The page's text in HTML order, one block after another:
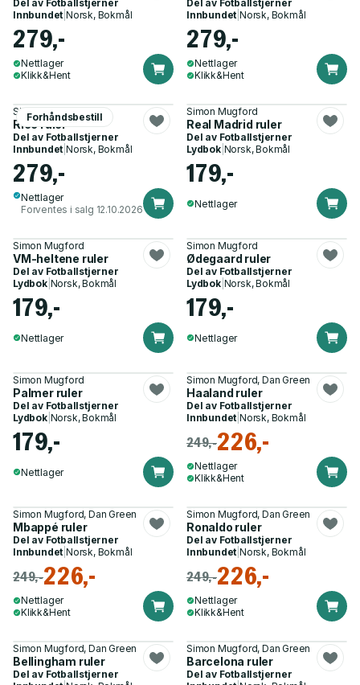
Del av Fotballstjerner
Innbundet |Norsk, Bokmål
279,-
Nettlager
Klikk&Hent
Del av Fotballstjerner
Innbundet |Norsk, Bokmål
279,-
Nettlager
Klikk&Hent
Forhåndsbestill
Simon Mugford
Rice ruler
Del av Fotballstjerner
Innbundet |Norsk, Bokmål
279,-
Nettlager
Forventes i salg 12.10.2026
Simon Mugford
Real Madrid ruler
Del av Fotballstjerner
Lydbok| Norsk, Bokmål
179,-
Nettlager
Simon Mugford
VM-heltene ruler
Del av Fotballstjerner
Lydbok| Norsk, Bokmål
179,-
Nettlager
Simon Mugford
Ødegaard ruler
Del av Fotballstjerner
Lydbok| Norsk, Bokmål
179,-
Nettlager
Simon Mugford
Palmer ruler
Del av Fotballstjerner
Lydbok| Norsk, Bokmål
179,-
Nettlager
Simon Mugford, Dan Green
Haaland ruler
Del av Fotballstjerner
Innbundet |Norsk, Bokmål
249,-226,-
Nettlager
Klikk&Hent
Simon Mugford, Dan Green
Mbappé ruler
Del av Fotballstjerner
Innbundet |Norsk, Bokmål
249,-226,-
Nettlager
Klikk&Hent
Simon Mugford, Dan Green
Ronaldo ruler
Del av Fotballstjerner
Innbundet |Norsk, Bokmål
249,-226,-
Nettlager
Klikk&Hent
Simon Mugford, Dan Green
Bellingham ruler
Del av Fotballstjerner
Simon Mugford, Dan Green
Barcelona ruler
Del av Fotballstjerner